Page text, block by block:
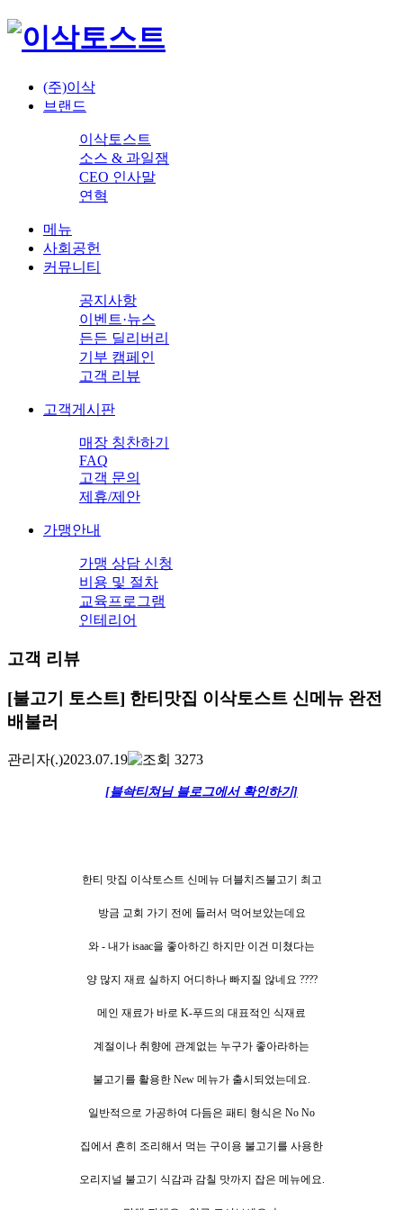
(주)이삭
브랜드
이삭토스트
소스 & 과일잼
CEO 인사말
연혁
메뉴
사회공헌
커뮤니티
공지사항
이벤트·뉴스
든든 딜리버리
기부 캠페인
고객 리뷰
고객게시판
매장 칭찬하기
FAQ
고객 문의
제휴/제안
가맹안내
가맹 상담 신청
비용 및 절차
교육프로그램
인테리어
고객 리뷰
[불고기 토스트] 한티맛집 이삭토스트 신메뉴 완전
배불러
관리자(.)2023.07.19 3273
[블솩티쳐님 블로그에서 확인하기]
한티 맛집 이삭토스트 신메뉴 더블치즈불고기 최고
방금 교회 가기 전에 들러서 먹어보았는데요
와 - 내가 isaac을 좋아하긴 하지만 이건 미쳤다는
양 많지 재료 실하지 어디하나 빠지질 않네요 ????
메인 재료가 바로 K-푸드의 대표적인 식재료
계절이나 취향에 관계없는 누구가 좋아라하는
불고기를 활용한 New 메뉴가 출시되었는데요.
일반적으로 가공하여 다듬은 패티 형식은 No No
집에서 흔히 조리해서 먹는 구이용 불고기를 사용한
오리지널 불고기 식감과 감칠 맛까지 잡은 메뉴에요.